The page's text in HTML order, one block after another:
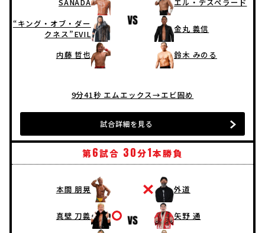
“キング・オブ・ダー
クネス”EVIL
内藤 哲也
金丸 義信
鈴木 みのる
9分41秒 エムエックス→エビ固め
試合詳細を見る
第6試合 30分1本勝負
本間 朋晃
真壁 刀義
外道
矢野 通